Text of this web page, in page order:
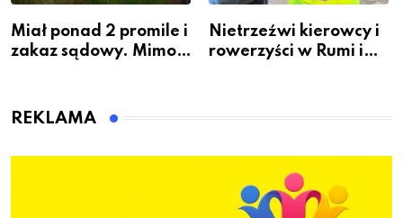
Miał ponad 2 promile i
zakaz sądowy. Mimo
Bolszewie i uderzył w
Nietrzeźwi kierowcy i
rowerzyści w Rumi i
REKLAMA